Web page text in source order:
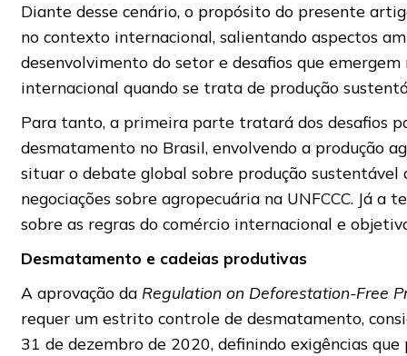
Diante desse cenário, o propósito do presente
no contexto internacional, salientando aspectos
desenvolvimento do setor e desafios que
internacional quando se trata de produção
Para tanto, a primeira parte tratará dos desafios
desmatamento no Brasil, envolvendo a produção
situar o debate global sobre produção sustentável
negociações sobre agropecuária na UNFCCC. Já a
sobre as regras do comércio internacional e
Desmatamento e cadeias produtivas
A aprovação da Regulation on Deforestation-Free
requer um estrito controle de desmatamento,
31 de dezembro de 2020, definindo exigências